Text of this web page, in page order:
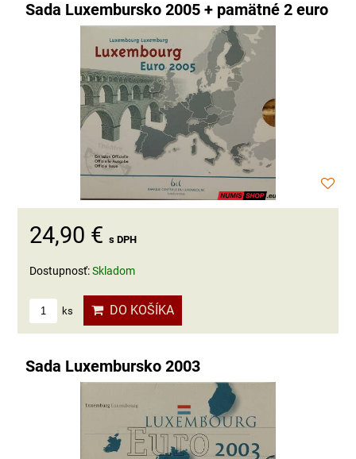
Sada Luxembursko 2005 + pamätné 2 euro
24,90 € s DPH
Dostupnosť:Skladom
ks DO KOŠÍKA
Sada Luxembursko 2003